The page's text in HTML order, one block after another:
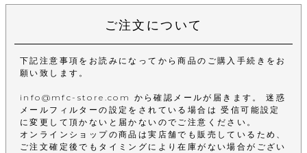
ご注文について
下記注意事項をお読みになってから商品のご購入手続きをお
願い致します。
info@mfc-store.com から確認メールが届きます。 迷惑
メールフィルターの設定をされている場合は 受信可能設定
に変更して頂かないと届かないのでご注意ください。
オンラインショップの商品は実店舗でも販売しているため、
ご注文確定後でもタイミングにより在庫がない場合がござい